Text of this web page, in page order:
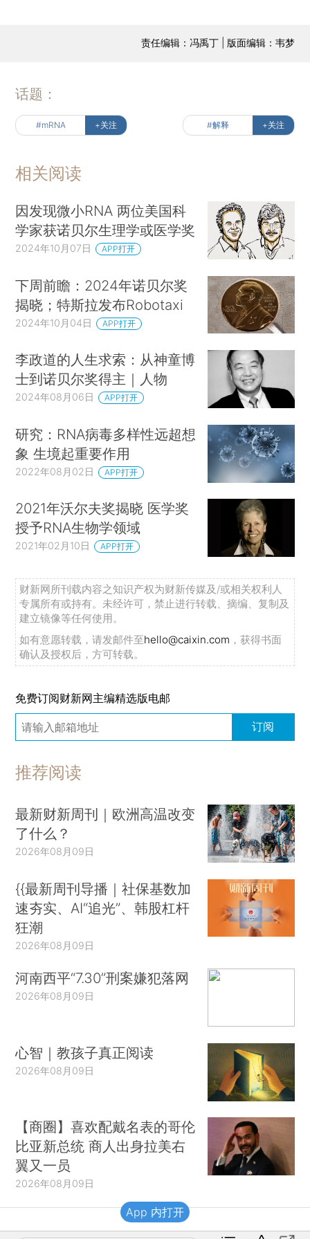
责任编辑：冯禹丁 | 版面编辑：韦梦
话题：
#mRNA +关注 #解释 +关注
相关阅读
因发现微小RNA 两位美国科
学家获诺贝尔生理学或医学奖
2024年10月07日 APP打开
下周前瞻：2024年诺贝尔奖
揭晓；特斯拉发布Robotaxi
2024年10月04日 APP打开
李政道的人生求索：从神童博
士到诺贝尔奖得主｜人物
2024年08月06日 APP打开
研究：RNA病毒多样性远超想
象 生境起重要作用
2022年08月02日 APP打开
2021年沃尔夫奖揭晓 医学奖
授予RNA生物学领域
2021年02月10日 APP打开
财新网所刊载内容之知识产权为财新传媒及/或相关权利人
专属所有或持有。未经许可，禁止进行转载、摘编、复制及
建立镜像等任何使用。
如有意愿转载，请发邮件至hello@caixin.com ，获得书面
确认及授权后，方可转载。
免费订阅财新网主编精选版电邮
订阅
推荐阅读
最新财新周刊｜欧洲高温改变
了什么？
2026年08月09日
{{最新周刊导播｜社保基数加
速夯实、AI“追光”、韩股杠杆
狂潮
2026年08月09日
河南西平“7.30”刑案嫌犯落网
2026年08月09日
心智｜教孩子真正阅读
2026年08月09日
【商圈】喜欢配戴名表的哥伦
比亚新总统 商人出身拉美右
翼又一员
2026年08月09日
App 内打开